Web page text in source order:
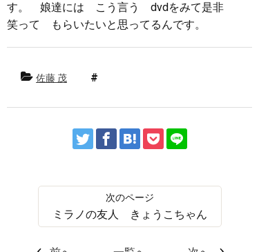
す。 娘達には こう言う dvdをみて是非
笑って もらいたいと思ってるんです。
佐藤 茂
ミラノの友人 きょうこちゃん